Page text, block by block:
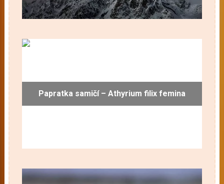
Papratka samičí – Athyrium filix femina